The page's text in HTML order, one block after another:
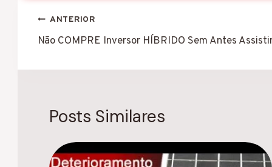
Navegação
de
Post
ANTERIOR
Não COMPRE Inversor HÍBRIDO Sem Antes
Posts Similares